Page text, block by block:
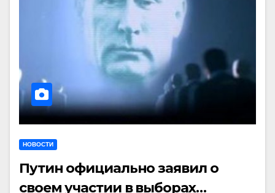
НОВОСТИ
Путин официально заявил о
своем участии в выборах…